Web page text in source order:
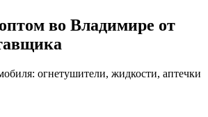
во Владимире от
огнетушители, жидкости, аптечки